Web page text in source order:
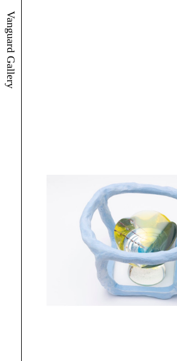
Vanguard Gallery